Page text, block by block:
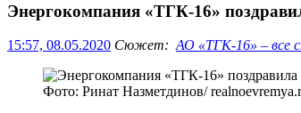
Энергокомпания «ТГК-16»
15:57, 08.05.2020 Сюжет: АО «ТГК-16» – все
Фото: Ринат Назметдинов/